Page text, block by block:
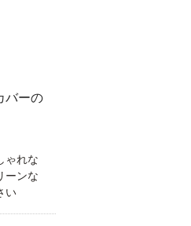
バーの
ゃれな
ーンな
い